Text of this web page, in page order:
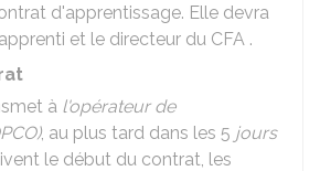
d'apprentissage. Elle devra
et le directeur du CFA .
à l'opérateur de
, au plus tard dans les 5 jours
le début du contrat, les